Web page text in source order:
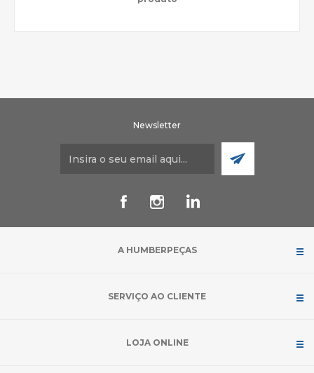
Newsletter
A HUMBERPEÇAS
SERVIÇO AO CLIENTE
LOJA ONLINE